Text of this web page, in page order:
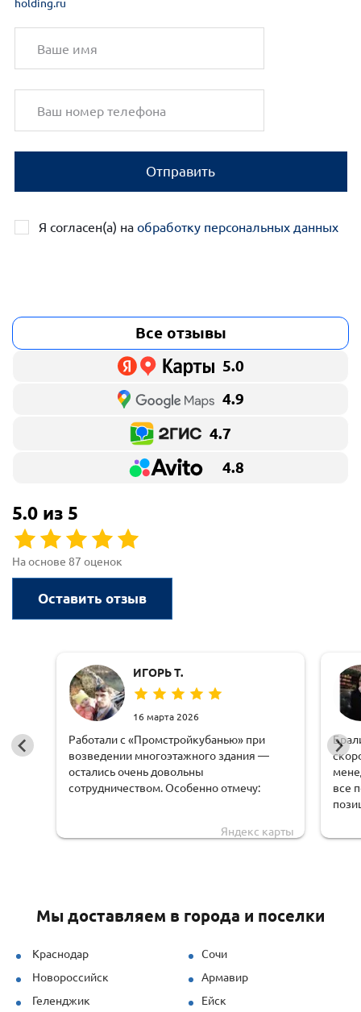
holding.ru
Отправить
Я согласен(а) на обработку персональных данных
Все отзывы
5.0
4.9
4.7
4.8
5.0 из 5
На основе 87 оценок
Оставить отзыв
ИГОРЬ Т.
16 марта 2026
Работали с «Промстройкубанью» при
возведении многоэтажного здания —
остались очень довольны
сотрудничеством. Особенно отмечу:
специалисты быстро рассчитывали
наши задачи.
Продукция (опалубка перекрытий и
стеновая) показала себя отлично даже
Яндекс карты
все
Мы доставляем в города и поселки
Краснодар
Сочи
Новороссийск
Армавир
Геленджик
Ейск